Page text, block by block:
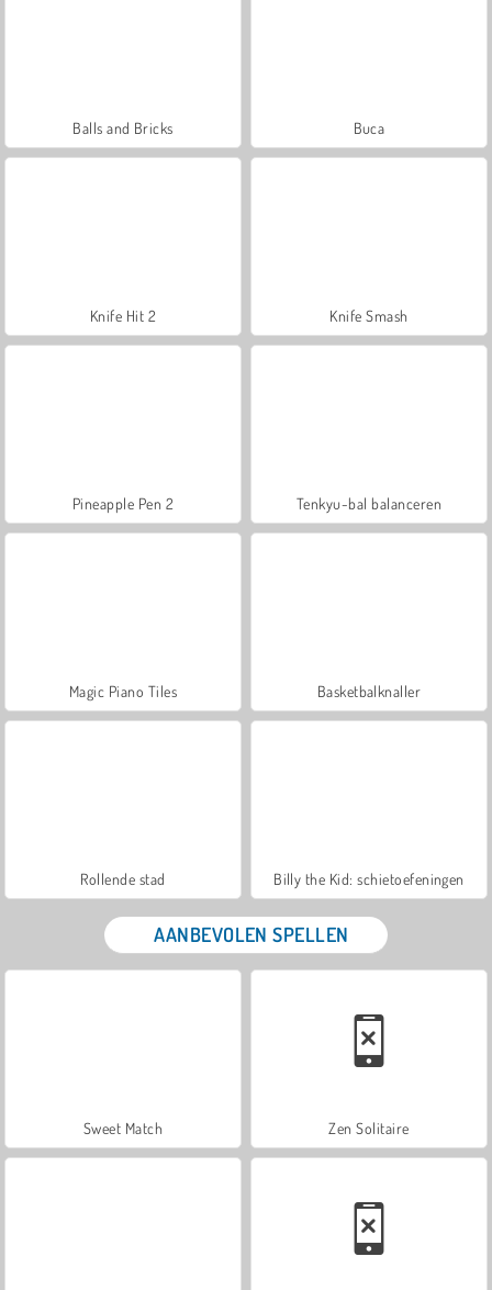
Balls and Bricks Buca
Knife Hit 2 Knife Smash
Pineapple Pen 2 Tenkyu-bal balanceren
Magic Piano Tiles Basketbalknaller
Rollende stad Billy the Kid: schietoefeningen
AANBEVOLEN SPELLEN
Sweet Match Zen Solitaire